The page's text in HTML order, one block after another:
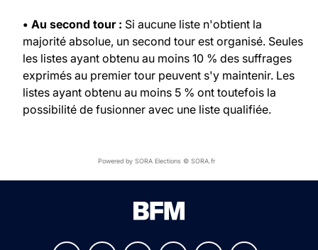
• Au second tour : Si aucune liste n'obtient la
majorité absolue, un second tour est organisé. Seules
les listes ayant obtenu au moins 10 % des suffrages
exprimés au premier tour peuvent s'y maintenir. Les
listes ayant obtenu au moins 5 % ont toutefois la
possibilité de fusionner avec une liste qualifiée.
Powered by SORA Elections © SORA.fr